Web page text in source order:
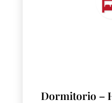
Dormitorio –